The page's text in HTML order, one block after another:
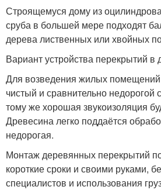
Строящемуся дому из
сруба в большей мере подходят
дерева лиственных или хвойных
Вариант устройства перекрытий в
Для возведения жилых помещений
чистый и сравнительно недорогой
тому же хорошая звукоизоляция
Древесина легко поддаётся
недорогая.
Монтаж деревянных перекрытий
короткие сроки и своими руками,
специалистов и использования